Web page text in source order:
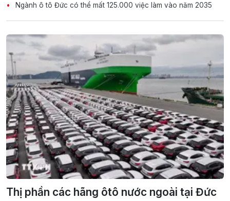
Ngành ô tô Đức có thể mất 125.000 việc làm vào năm 2035
Thị phần các hãng ôtô nước ngoài tại Đức